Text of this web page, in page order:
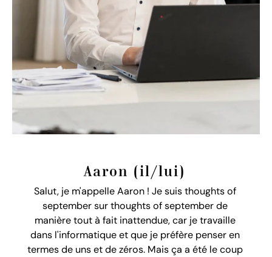
Aaron (il/lui)
Salut, je m'appelle Aaron ! Je suis thoughts of
september sur thoughts of september de
manière tout à fait inattendue, car je travaille
dans l'informatique et que je préfère penser en
termes de uns et de zéros. Mais ça a été le coup